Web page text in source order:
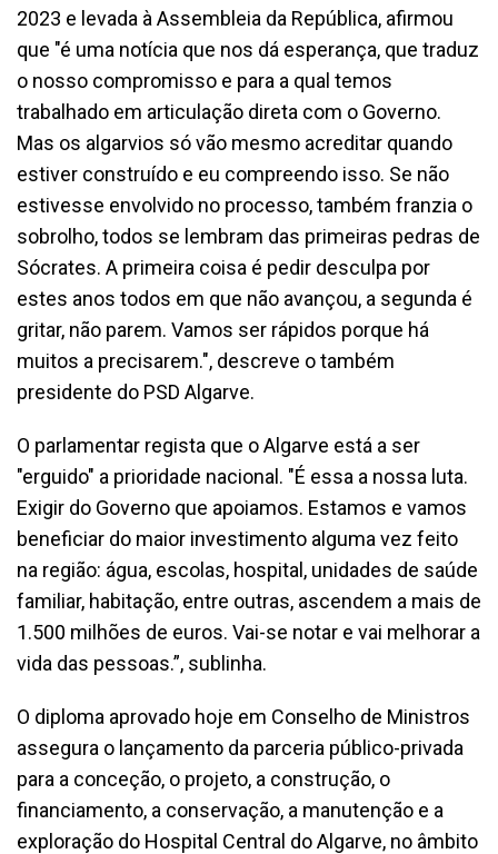
2023 e levada à Assembleia da República, afirmou
que "é uma notícia que nos dá esperança, que traduz
o nosso compromisso e para a qual temos
trabalhado em articulação direta com o Governo.
Mas os algarvios só vão mesmo acreditar quando
estiver construído e eu compreendo isso. Se não
estivesse envolvido no processo, também franzia o
sobrolho, todos se lembram das primeiras pedras de
Sócrates. A primeira coisa é pedir desculpa por
estes anos todos em que não avançou, a segunda é
gritar, não parem. Vamos ser rápidos porque há
muitos a precisarem.", descreve o também
presidente do PSD Algarve.
O parlamentar regista que o Algarve está a ser
"erguido" a prioridade nacional. "É essa a nossa luta.
Exigir do Governo que apoiamos. Estamos e vamos
beneficiar do maior investimento alguma vez feito
na região: água, escolas, hospital, unidades de saúde
familiar, habitação, entre outras, ascendem a mais de
1.500 milhões de euros. Vai-se notar e vai melhorar a
vida das pessoas.”, sublinha.
O diploma aprovado hoje em Conselho de Ministros
assegura o lançamento da parceria público-privada
para a conceção, o projeto, a construção, o
financiamento, a conservação, a manutenção e a
exploração do Hospital Central do Algarve, no âmbito